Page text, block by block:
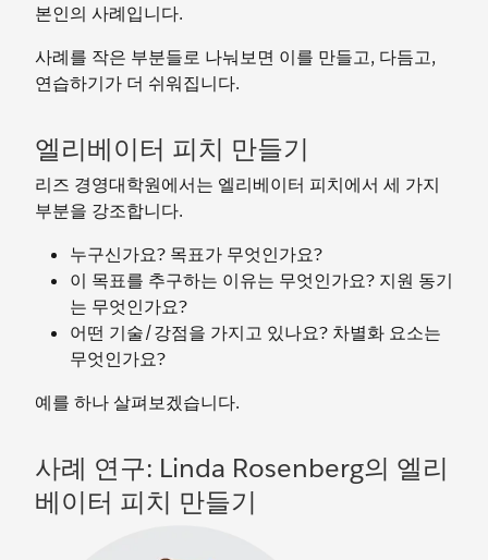
본인의 사례입니다.
사례를 작은 부분들로 나눠보면 이를 만들고, 다듬고,
연습하기가 더 쉬워집니다.
엘리베이터 피치 만들기
리즈 경영대학원에서는 엘리베이터 피치에서 세 가지
부분을 강조합니다.
누구신가요? 목표가 무엇인가요?
이 목표를 추구하는 이유는 무엇인가요? 지원 동기
는 무엇인가요?
어떤 기술/강점을 가지고 있나요? 차별화 요소는
무엇인가요?
예를 하나 살펴보겠습니다.
사례 연구: Linda Rosenberg의 엘리
베이터 피치 만들기